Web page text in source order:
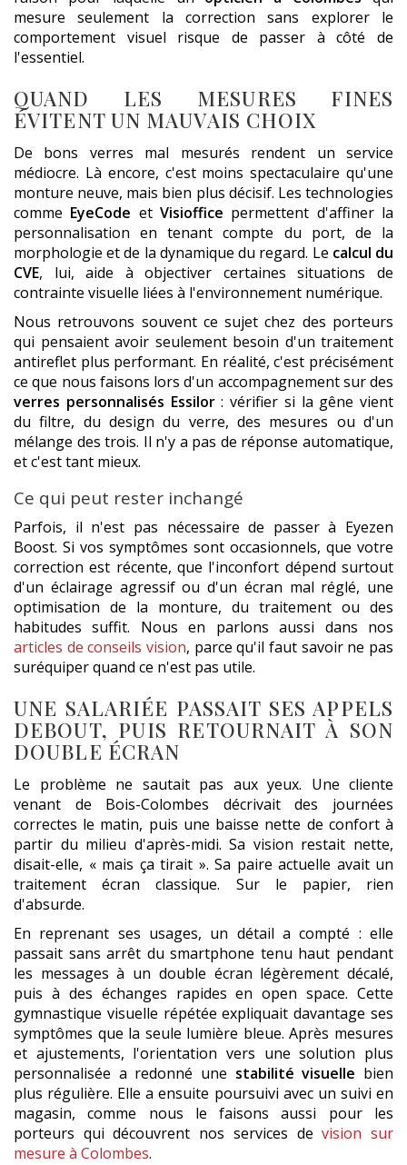
mesure seulement la correction sans explorer le
comportement visuel risque de passer à côté de
l'essentiel.
QUAND LES MESURES FINES
ÉVITENT UN MAUVAIS CHOIX
De bons verres mal mesurés rendent un service
médiocre. Là encore, c'est moins spectaculaire qu'une
monture neuve, mais bien plus décisif. Les technologies
comme EyeCode etVisioffice permettent d'affiner la
personnalisation en tenant compte du port, de la
morphologie et de la dynamique du regard. Le calcul du
CVE, lui, aide à objectiver certaines situations de
contrainte visuelle liées à l'environnement numérique.
Nous retrouvons souvent ce sujet chez des porteurs
qui pensaient avoir seulement besoin d'un traitement
antireflet plus performant. En réalité, c'est précisément
ce que nous faisons lors d'un accompagnement sur des
verres personnalisés Essilor: vérifier si la gêne vient
du filtre, du design du verre, des mesures ou d'un
mélange des trois. Il n'y a pas de réponse automatique,
et c'est tant mieux.
Ce qui peut rester inchangé
Parfois, il n'est pas nécessaire de passer à Eyezen
Boost. Si vos symptômes sont occasionnels, que votre
correction est récente, que l'inconfort dépend surtout
d'un éclairage agressif ou d'un écran mal réglé, une
optimisation de la monture, du traitement ou des
habitudes suffit. Nous en parlons aussi dans nos
articles de conseils vision, parce qu'il faut savoir ne pas
suréquiper quand ce n'est pas utile.
UNE SALARIÉE PASSAIT SES APPELS
DEBOUT, PUIS RETOURNAIT À SON
DOUBLE ÉCRAN
Le problème ne sautait pas aux yeux. Une cliente
venant de Bois-Colombes décrivait des journées
correctes le matin, puis une baisse nette de confort à
partir du milieu d'après-midi. Sa vision restait nette,
disait-elle, « mais ça tirait ». Sa paire actuelle avait un
traitement écran classique. Sur le papier, rien
d'absurde.
En reprenant ses usages, un détail a compté : elle
passait sans arrêt du smartphone tenu haut pendant
les messages à un double écran légèrement décalé,
puis à des échanges rapides en open space. Cette
gymnastique visuelle répétée expliquait davantage ses
symptômes que la seule lumière bleue. Après mesures
et ajustements, l'orientation vers une solution plus
personnalisée a redonné une stabilité visuelle bien
plus régulière. Elle a ensuite poursuivi avec un suivi en
magasin, comme nous le faisons aussi pour les
porteurs qui découvrent nos services devision sur
mesure à Colombes.